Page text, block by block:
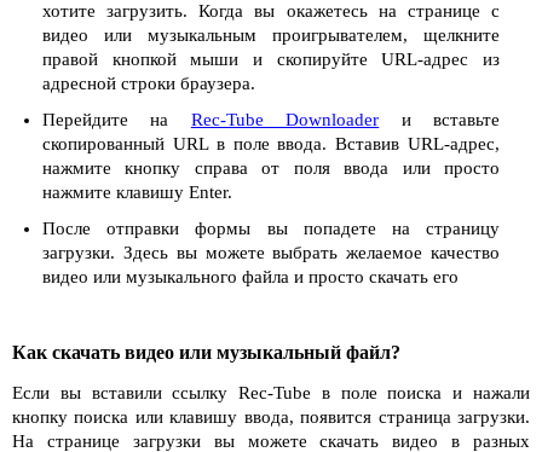
хотите загрузить. Когда вы окажетесь на странице с
видео или музыкальным проигрывателем, щелкните
правой кнопкой мыши и скопируйте URL-адрес из
адресной строки браузера.
Перейдите на Rec-Tube Downloader и вставьте
скопированный URL в поле ввода. Вставив URL-адрес,
нажмите кнопку справа от поля ввода или просто
нажмите клавишу Enter.
После отправки формы вы попадете на страницу
загрузки. Здесь вы можете выбрать желаемое качество
видео или музыкального файла и просто скачать его
Как скачать видео или музыкальный файл?
Если вы вставили ссылку Rec-Tube в поле поиска и нажали
кнопку поиска или клавишу ввода, появится страница загрузки.
На странице загрузки вы можете скачать видео в разных